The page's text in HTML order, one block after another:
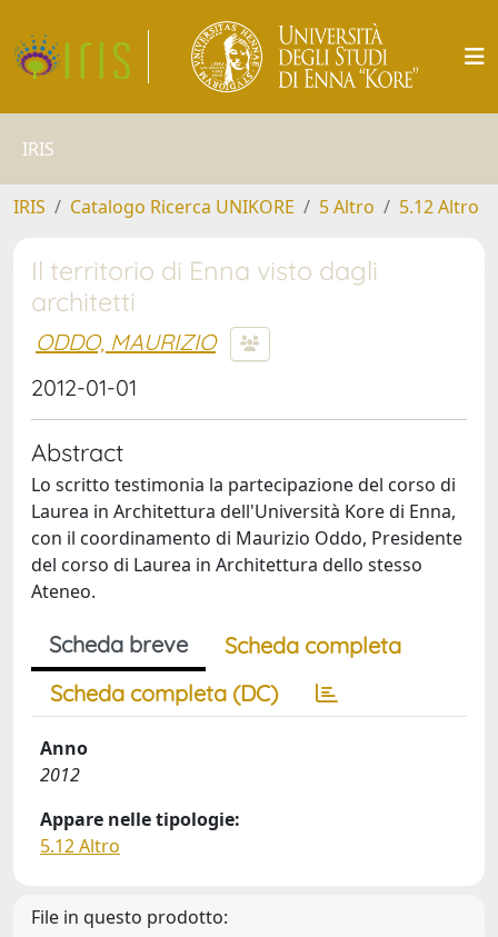
IRIS
IRIS Catalogo Ricerca UNIKORE 5 Altro 5.12 Altro
Il territorio di Enna visto dagli
architetti
ODDO, MAURIZIO
2012-01-01
Abstract
Lo scritto testimonia la partecipazione del corso di
Laurea in Architettura dell'Università Kore di Enna,
con il coordinamento di Maurizio Oddo, Presidente
del corso di Laurea in Architettura dello stesso
Ateneo.
Scheda breve
Scheda completa
Scheda completa (DC)
Anno
2012
Appare nelle tipologie:
5.12 Altro
File in questo prodotto: